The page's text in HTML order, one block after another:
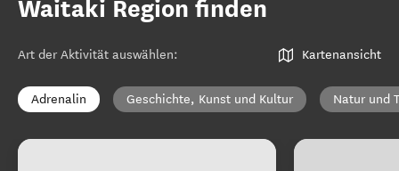
Waitaki Region finden
Art der Aktivität auswählen: Kartenansicht
Adrenalin Geschichte, Kunst und Kultur Natur und